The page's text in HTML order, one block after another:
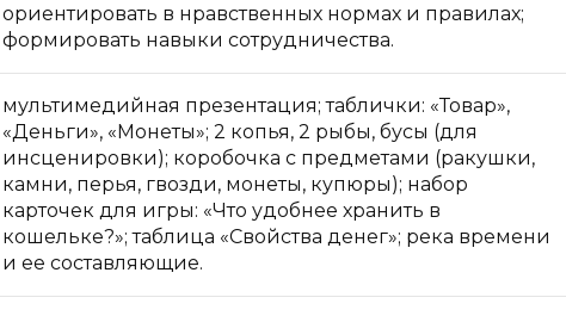
ориентировать в нравственных нормах и правилах;
формировать навыки сотрудничества.
мультимедийная презентация; таблички: «Товар»,
«Деньги», «Монеты»; 2 копья, 2 рыбы, бусы (для
инсценировки); коробочка с предметами (ракушки,
камни, перья, гвозди, монеты, купюры); набор
карточек для игры: «Что удобнее хранить в
кошельке?»; таблица «Свойства денег»; река времени
и ее составляющие.